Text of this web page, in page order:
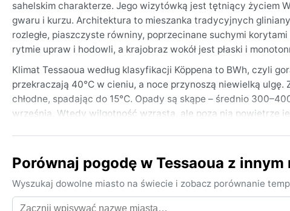
sahelskim charakterze. Jego wizytówką jest tętniący życiem
gwaru i kurzu. Architektura to mieszanka tradycyjnych
rozległe, piaszczyste równiny, poprzecinane suchymi
rytmie upraw i hodowli, a krajobraz wokół jest płaski i
Klimat Tessaoua według klasyfikacji Köppena to BWh, czyli
przekraczają 40°C w cieniu, a noce przynoszą niewielką ulgę.
chłodne, spadając do 15°C. Opady są skąpe – średnio
września. Wtedy wilgotność wzrasta, ale poza nią powietrze
Należy unikać pory przeddeszczowej (kwiecień–maj) z jej
suchy, zapylony wiatr znad Sahary, który od listopada do
pory des
Porównaj pogodę w Tessaoua z innym
Wyszukaj dowolne miasto na świecie i zobacz porównanie